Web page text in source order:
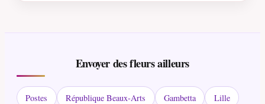
Envoyer des fleurs ailleurs
Postes République Beaux-Arts Gambetta
Lille